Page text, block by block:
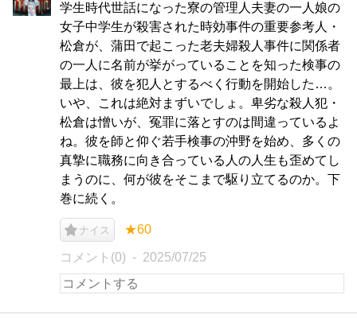
学生時代世話になった寮の管理人夫妻の一人娘の
女子中学生が殺害された時効事件の重要参考人・
松倉が、蒲田で起こった老夫婦殺人事件に関係者
の一人に名前が挙がっていることを知った検事の
最上は、彼を犯人とするべく行動を開始した…。
いや、これは絶対まずいでしょ。卑劣な殺人犯・
松倉は憎いが、冤罪に落とすのは間違っているよ
ね。彼を師と仰ぐ若手検事の沖野を始め、多くの
真摯に職務に向き合っている人の人生も歪めてし
まうのに、何が彼をそこまで駆り立てるのか。下
巻に続く。
ナイス ★60
コメント(0) 2025/07/25